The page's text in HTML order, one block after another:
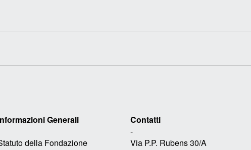
Generali
della Fondazione
Contatti
-
Via P.P. Rubens 30/A